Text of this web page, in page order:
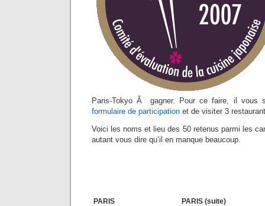
Paris-Tokyo Ã gagner. Pour ce faire, il vous
formulaire de participation et de visiter 3
Voici les noms et lieu des 50 retenus parmi les
autant vous dire qu’il en manque beaucoup.
PARIS
PARIS (suite)